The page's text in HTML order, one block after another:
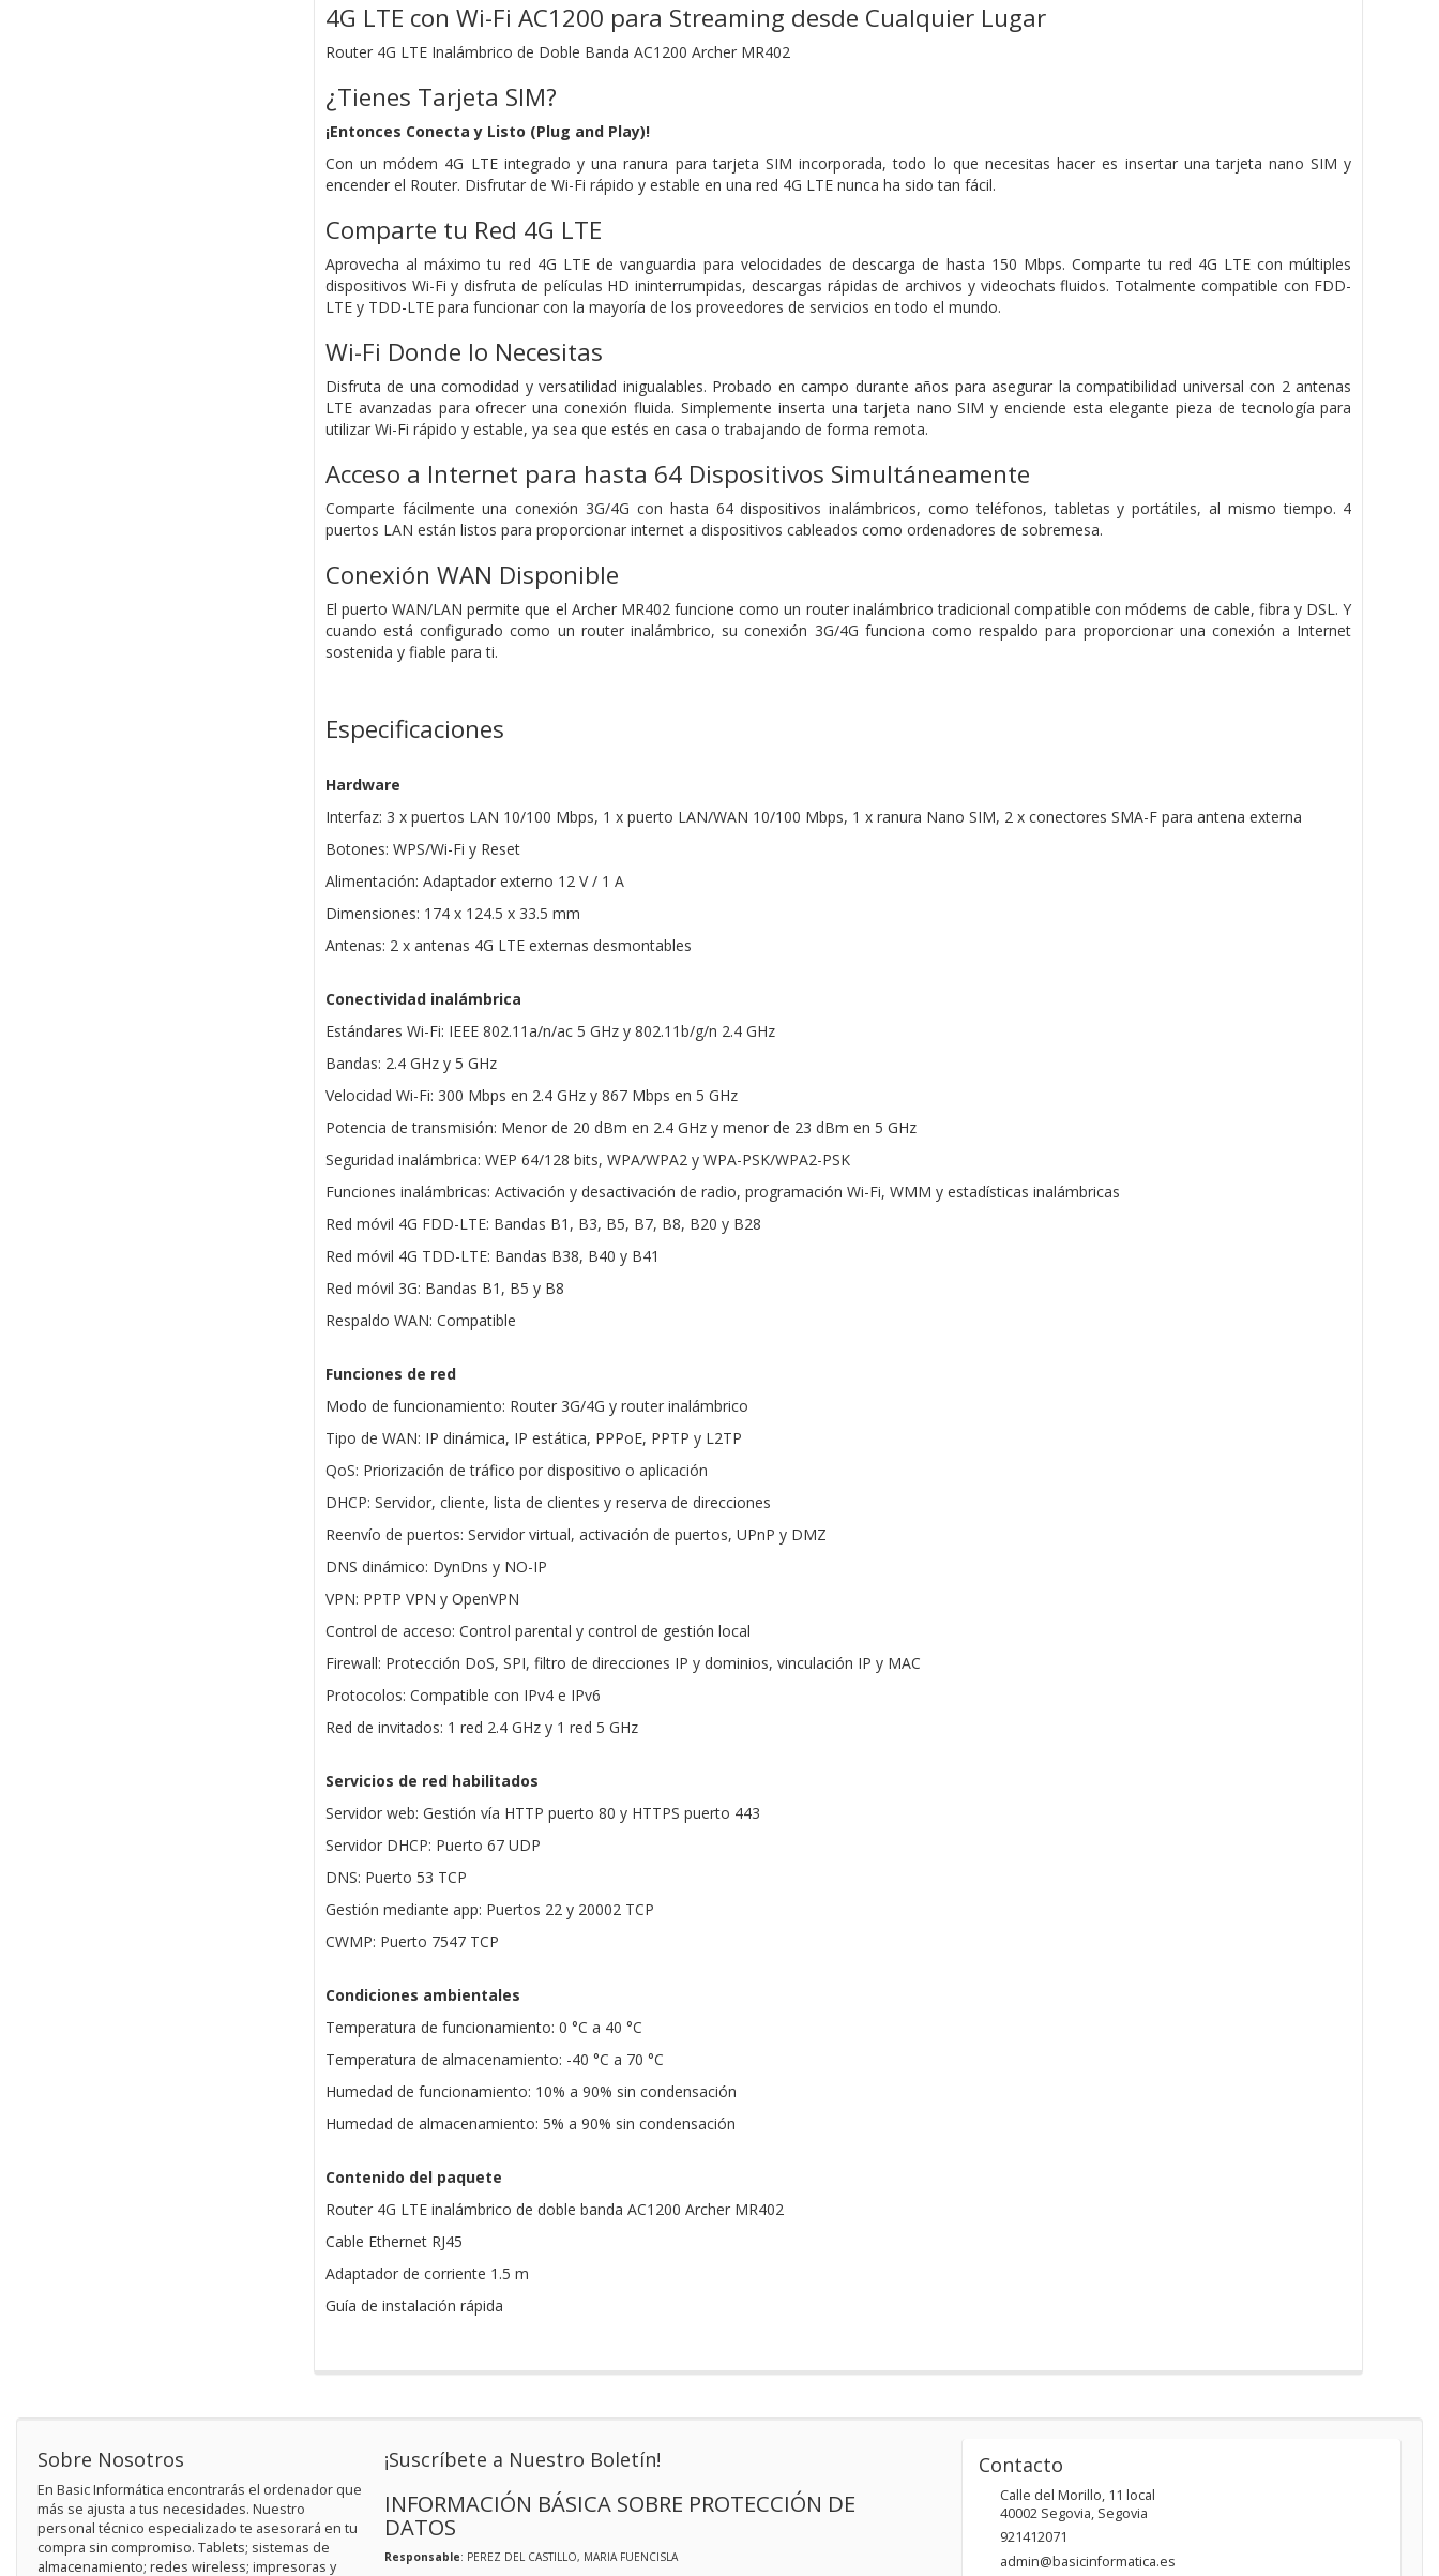
4G LTE con Wi-Fi AC1200 para Streaming desde Cualquier Lugar
Router 4G LTE Inalámbrico de Doble Banda AC1200 Archer MR402
¿Tienes Tarjeta SIM?
¡Entonces Conecta y Listo (Plug and Play)!
Con un módem 4G LTE integrado y una ranura para tarjeta SIM incorporada, todo lo que necesitas hacer es insertar una tarjeta nano SIM y
encender el Router. Disfrutar de Wi-Fi rápido y estable en una red 4G LTE nunca ha sido tan fácil.
Comparte tu Red 4G LTE
Aprovecha al máximo tu red 4G LTE de vanguardia para velocidades de descarga de hasta 150 Mbps. Comparte tu red 4G LTE con múltiples
dispositivos Wi-Fi y disfruta de películas HD ininterrumpidas, descargas rápidas de archivos y videochats fluidos. Totalmente compatible con FDD-
LTE y TDD-LTE para funcionar con la mayoría de los proveedores de servicios en todo el mundo.
Wi-Fi Donde lo Necesitas
Disfruta de una comodidad y versatilidad inigualables. Probado en campo durante años para asegurar la compatibilidad universal con 2 antenas
LTE avanzadas para ofrecer una conexión fluida. Simplemente inserta una tarjeta nano SIM y enciende esta elegante pieza de tecnología para
utilizar Wi-Fi rápido y estable, ya sea que estés en casa o trabajando de forma remota.
Acceso a Internet para hasta 64 Dispositivos Simultáneamente
Comparte fácilmente una conexión 3G/4G con hasta 64 dispositivos inalámbricos, como teléfonos, tabletas y portátiles, al mismo tiempo. 4
puertos LAN están listos para proporcionar internet a dispositivos cableados como ordenadores de sobremesa.
Conexión WAN Disponible
El puerto WAN/LAN permite que el Archer MR402 funcione como un router inalámbrico tradicional compatible con módems de cable, fibra y DSL. Y
cuando está configurado como un router inalámbrico, su conexión 3G/4G funciona como respaldo para proporcionar una conexión a Internet
sostenida y fiable para ti.
Especificaciones
Hardware
Interfaz: 3 x puertos LAN 10/100 Mbps, 1 x puerto LAN/WAN 10/100 Mbps, 1 x ranura Nano SIM, 2 x conectores SMA-F para antena externa
Botones: WPS/Wi-Fi y Reset
Alimentación: Adaptador externo 12 V / 1 A
Dimensiones: 174 x 124.5 x 33.5 mm
Antenas: 2 x antenas 4G LTE externas desmontables
Conectividad inalámbrica
Estándares Wi-Fi: IEEE 802.11a/n/ac 5 GHz y 802.11b/g/n 2.4 GHz
Bandas: 2.4 GHz y 5 GHz
Velocidad Wi-Fi: 300 Mbps en 2.4 GHz y 867 Mbps en 5 GHz
Potencia de transmisión: Menor de 20 dBm en 2.4 GHz y menor de 23 dBm en 5 GHz
Seguridad inalámbrica: WEP 64/128 bits, WPA/WPA2 y WPA-PSK/WPA2-PSK
Funciones inalámbricas: Activación y desactivación de radio, programación Wi-Fi, WMM y estadísticas inalámbricas
Red móvil 4G FDD-LTE: Bandas B1, B3, B5, B7, B8, B20 y B28
Red móvil 4G TDD-LTE: Bandas B38, B40 y B41
Red móvil 3G: Bandas B1, B5 y B8
Respaldo WAN: Compatible
Funciones de red
Modo de funcionamiento: Router 3G/4G y router inalámbrico
Tipo de WAN: IP dinámica, IP estática, PPPoE, PPTP y L2TP
QoS: Priorización de tráfico por dispositivo o aplicación
DHCP: Servidor, cliente, lista de clientes y reserva de direcciones
Reenvío de puertos: Servidor virtual, activación de puertos, UPnP y DMZ
DNS dinámico: DynDns y NO-IP
VPN: PPTP VPN y OpenVPN
Control de acceso: Control parental y control de gestión local
Firewall: Protección DoS, SPI, filtro de direcciones IP y dominios, vinculación IP y MAC
Protocolos: Compatible con IPv4 e IPv6
Red de invitados: 1 red 2.4 GHz y 1 red 5 GHz
Servicios de red habilitados
Servidor web: Gestión vía HTTP puerto 80 y HTTPS puerto 443
Servidor DHCP: Puerto 67 UDP
DNS: Puerto 53 TCP
Gestión mediante app: Puertos 22 y 20002 TCP
CWMP: Puerto 7547 TCP
Condiciones ambientales
Temperatura de funcionamiento: 0 °C a 40 °C
Temperatura de almacenamiento: -40 °C a 70 °C
Humedad de funcionamiento: 10% a 90% sin condensación
Humedad de almacenamiento: 5% a 90% sin condensación
Contenido del paquete
Router 4G LTE inalámbrico de doble banda AC1200 Archer MR402
Cable Ethernet RJ45
Adaptador de corriente 1.5 m
Guía de instalación rápida
Sobre Nosotros
En Basic Informática encontrarás el ordenador que
más se ajusta a tus necesidades. Nuestro
personal técnico especializado te asesorará en tu
compra sin compromiso. Tablets; sistemas de
almacenamiento; redes wireless; impresoras y
¡Suscríbete a Nuestro Boletín!
INFORMACIÓN BÁSICA SOBRE PROTECCIÓN DE
DATOS
Responsable: PEREZ DEL CASTILLO, MARIA FUENCISLA
Contacto
Calle del Morillo, 11 local
40002 Segovia, Segovia
921412071
admin@basicinformatica.es